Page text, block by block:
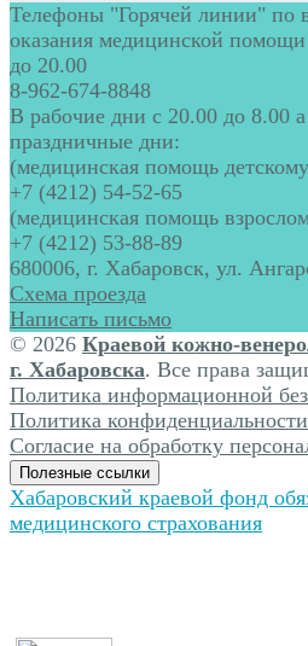
Телефоны "Горячей линии" по
оказания медицинской
до 20.00
8-962-674-8848
В рабочие дни с 20.00 до 8.00
праздничные дни:
(медицинская помощь
+7 (4212) 54-52-65
(медицинская помощь
+7 (4212) 53-88-89
680006, г. Хабаровск, ул.
Схема проезда
Написать письмо
© 2026 Краевой кожно-
г. Хабаровска. Все права
Политика информационной
Политика конфиденциальности
Согласие на обработку
Полезные ссылки
Хабаровский краевой фонд
медицинского страхования